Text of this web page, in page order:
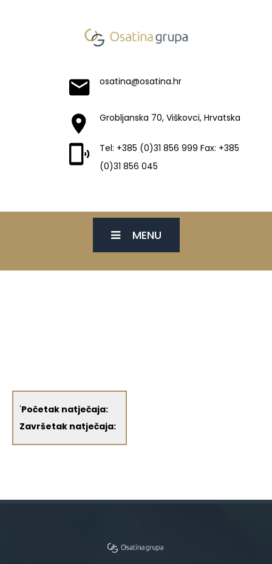
osatina@osatina.hr
Grobljanska 70, Viškovci, Hrvatska
Tel: +385 (0)31 856 999 Fax: +385
(0)31 856 045
MENU
'Početak natječaja:
Završetak natječaja: